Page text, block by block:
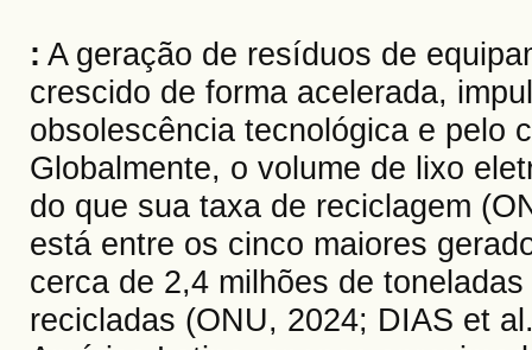
: A geração de resíduos de
crescido de forma acelerada,
obsolescência tecnológica e pelo
Globalmente, o volume de lixo
do que sua taxa de reciclagem
está entre os cinco maiores
cerca de 2,4 milhões de
recicladas (ONU, 2024; DIAS et